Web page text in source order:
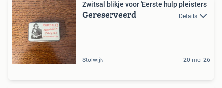
Zwitsal blikje voor 'Eerste hulp pleisters
Gereserveerd Details
Stolwijk 20 mei 26